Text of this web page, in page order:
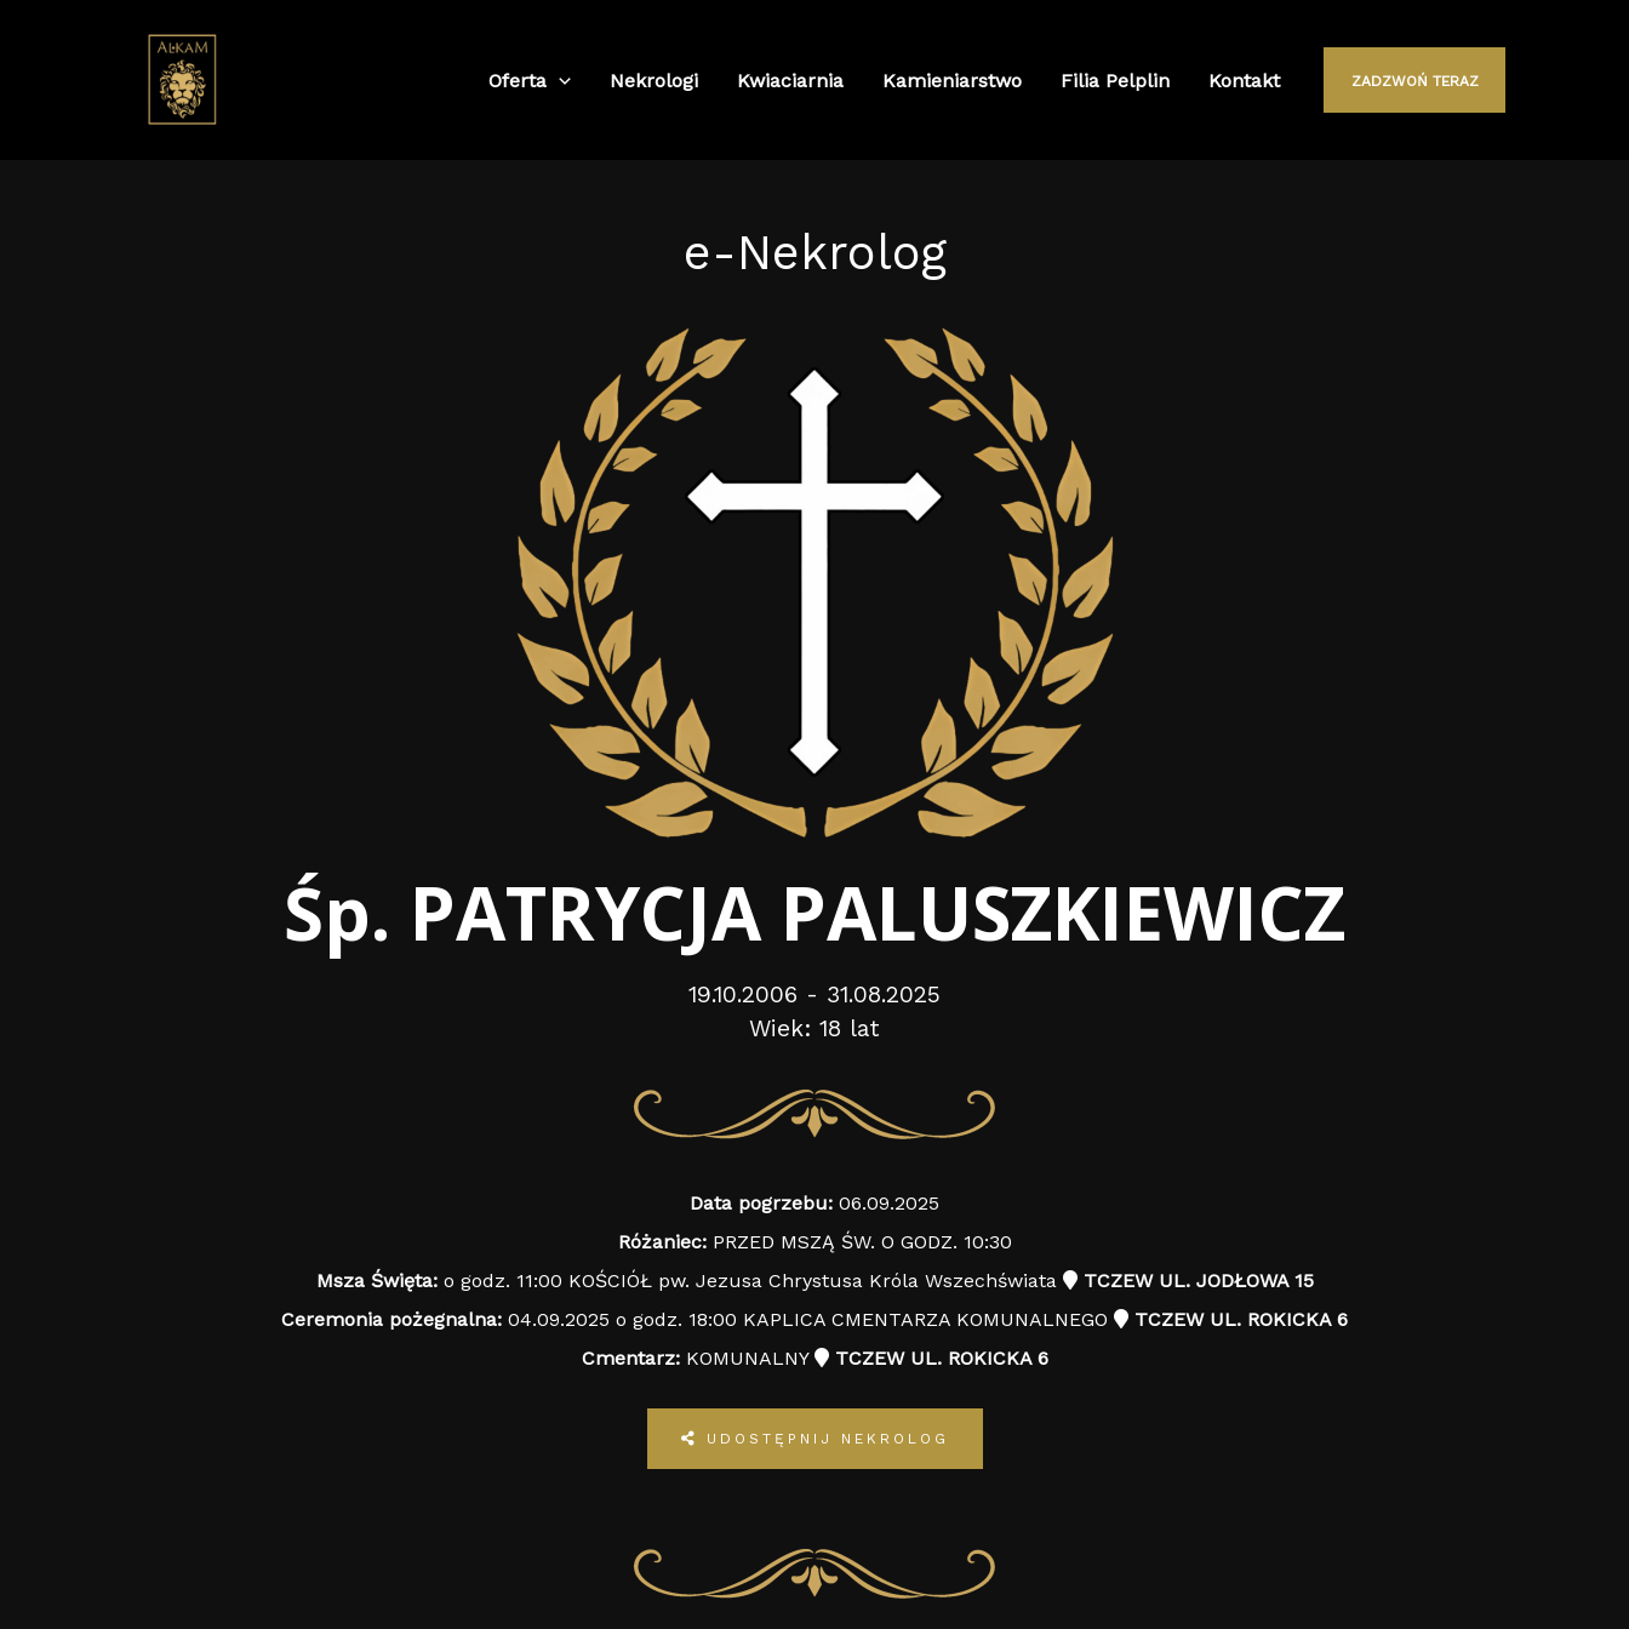
Oferta Nekrologi Kwiaciarnia Kamieniarstwo Filia Pelplin Kontakt ZADZWOŃ TERAZ
e-Nekrolog
Śp. PATRYCJA PALUSZKIEWICZ
19.10.2006 - 31.08.2025
Wiek: 18 lat
Data pogrzebu: 06.09.2025
Różaniec:PRZED MSZĄ ŚW. O GODZ. 10:30
Msza Święta:o godz. 11:00 KOŚCIÓŁ pw. Jezusa Chrystusa Króla Wszechświata
TCZEW UL. JODŁOWA 15
Ceremonia pożegnalna: 04.09.2025 o godz. 18:00 KAPLICA CMENTARZA KOMUNALNEGO
TCZEW UL. ROKICKA 6
Cmentarz:KOMUNALNY TCZEW UL. ROKICKA 6
UDOSTĘPNIJ NEKROLOG